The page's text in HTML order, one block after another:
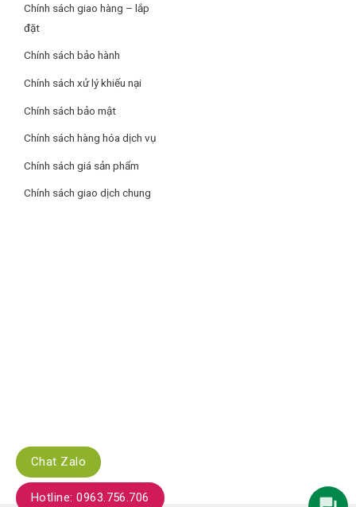
Chính sách giao hàng – lắp
đặt
Chính sách bảo hành
Chính sách xử lý khiếu nại
Chính sách bảo mật
Chính sách hàng hóa dịch vụ
Chính sách giá sản phẩm
Chính sách giao dịch chung
Chat Zalo
Hotline: 0963.756.706